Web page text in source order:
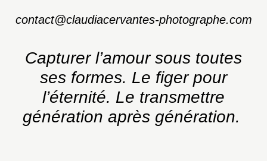
contact@claudiacervantes-photographe.com
Capturer l’amour sous toutes
ses formes. Le figer pour
l’éternité. Le transmettre
génération après génération.